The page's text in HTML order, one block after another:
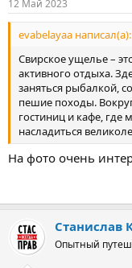
12 Май 2023
evabelayaa написал(а):
Свирское ущелье –
активного отдыха.
заняться рыбалкой,
пешие походы.
гостиниц и кафе,
насладиться
На фото очень
Опытный